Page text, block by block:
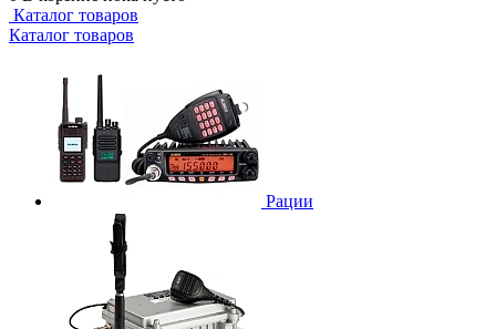
Каталог товаров
Каталог товаров
Рации